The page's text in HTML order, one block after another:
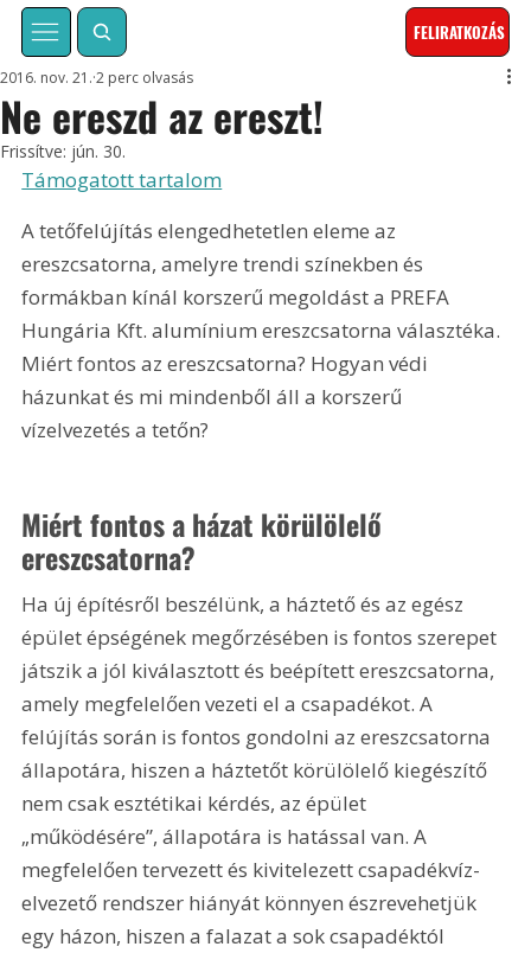
FELIRATKOZÁS
Ne ereszd az ereszt!
2016. nov. 21. 2 perc olvasás
Frissítve: jún. 30.
Támogatott tartalom
A tetőfelújítás elengedhetetlen eleme az
ereszcsatorna, amelyre trendi színekben és
formákban kínál korszerű megoldást a PREFA
Hungária Kft. alumínium ereszcsatorna választéka.
Miért fontos az ereszcsatorna? Hogyan védi
házunkat és mi mindenből áll a korszerű
vízelvezetés a tetőn?
Miért fontos a házat körülölelő
ereszcsatorna?
Ha új építésről beszélünk, a háztető és az egész
épület épségének megőrzésében is fontos szerepet
játszik a jól kiválasztott és beépített ereszcsatorna,
amely megfelelően vezeti el a csapadékot. A
felújítás során is fontos gondolni az ereszcsatorna
állapotára, hiszen a háztetőt körülölelő kiegészítő
nem csak esztétikai kérdés, az épület
„működésére”, állapotára is hatással van. A
megfelelően tervezett és kivitelezett csapadékvíz-
elvezető rendszer hiányát könnyen észrevehetjük
egy házon, hiszen a falazat a sok csapadéktól